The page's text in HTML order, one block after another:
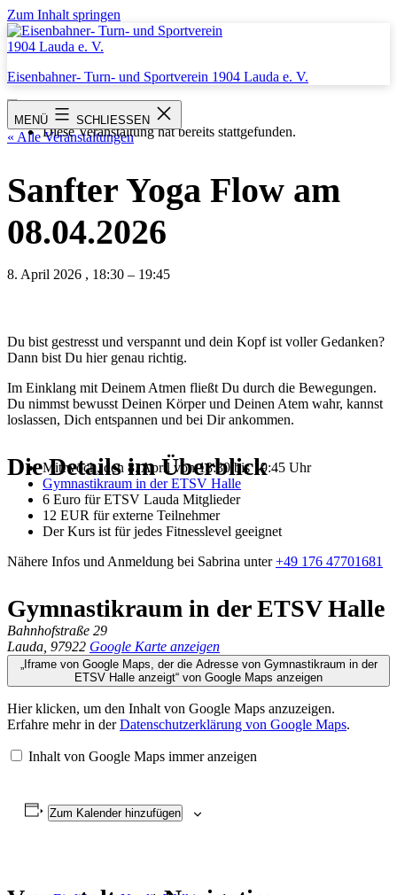
Zum Inhalt springen
Eisenbahner- Turn- und Sportverein 1904 Lauda e. V.
MENÜ SCHLIESSEN
« Alle Veranstaltungen
Diese Veranstaltung hat bereits stattgefunden.
Sanfter Yoga Flow am
08.04.2026
8. April 2026 , 18:30 – 19:45
Du bist gestresst und verspannt und dein Kopf ist voller Gedanken?
Dann bist Du hier genau richtig.
Im Einklang mit Deinem Atmen fließt Du durch die Bewegungen.
Du nimmst bewusst Deinen Körper und Deinen Atem wahr, kannst
loslassen, Dich entspannen und bei Dir ankommen.
Die Details im Überblick
Mittwoch, den 8. April von 18:30 bis 19:45 Uhr
Gymnastikraum in der ETSV Halle
6 Euro für ETSV Lauda Mitglieder
12 EUR für externe Teilnehmer
Der Kurs ist für jedes Fitnesslevel geeignet
Nähere Infos und Anmeldung bei Sabrina unter+49 176 47701681
Gymnastikraum in der ETSV Halle
Bahnhofstraße 29
Lauda 97922 Google Karte anzeigen
„Iframe von Google Maps, der die Adresse von Gymnastikraum in der
ETSV Halle anzeigt“ von Google Maps anzeigen
Hier klicken, um den Inhalt von Google Maps anzuzeigen.
Erfahre mehr in derDatenschutzerklärung von Google Maps.
Inhalt von Google Maps immer anzeigen
Zum Kalender hinzufügen